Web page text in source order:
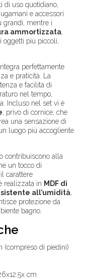
di uso quotidiano,
e accessori
grandi, mentre i
ammortizzata,
oggetti più piccoli,
perfettamente
e praticità. La
e facilità di
nel tempo,
Incluso nel set vi è
, privo di cornice, che
una sensazione di
luogo più accogliente
contribuiscono alla
un tocco di
carattere
realizzata in MDF di
all’umidità,
protezione da
bagno.
(compreso di piedini)
cm